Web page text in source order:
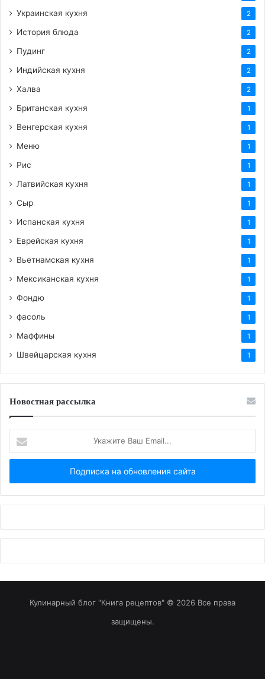
Украинская кухня 2
История блюда 2
Пудинг 2
Индийская кухня 2
Халва 2
Британская кухня 1
Венгерская кухня 1
Меню 1
Рис 1
Латвийская кухня 1
Сыр 1
Испанская кухня 1
Еврейская кухня 1
Вьетнамская кухня 1
Мексиканская кухня 1
Фондю 1
фасоль 1
Маффины 1
Швейцарская кухня 1
Новостная рассылка
Ваш
Email...
Кулинарный блог "Книга рецептов" © 2026 Все права
защищены.